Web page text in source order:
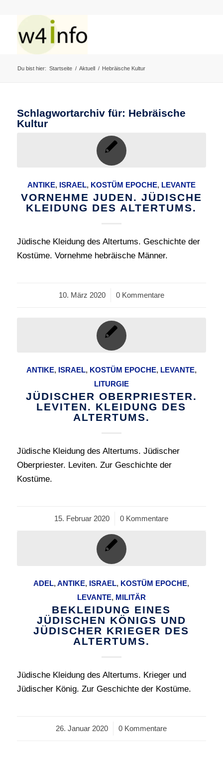
Du bist hier: Startseite / Aktuell / Hebräische Kultur
Schlagwortarchiv für: Hebräische
Kultur
ANTIKE, ISRAEL, KOSTÜM EPOCHE, LEVANTE
VORNEHME JUDEN. JÜDISCHE
KLEIDUNG DES ALTERTUMS.
Jüdische Kleidung des Altertums. Geschichte der
Kostüme. Vornehme hebräische Männer.
10. März 2020
/ 0 Kommentare
ANTIKE, ISRAEL, KOSTÜM EPOCHE, LEVANTE,
LITURGIE
JÜDISCHER OBERPRIESTER.
LEVITEN. KLEIDUNG DES
ALTERTUMS.
Jüdische Kleidung des Altertums. Jüdischer
Oberpriester. Leviten. Zur Geschichte der
Kostüme.
15. Februar 2020
/ 0 Kommentare
ADEL,ANTIKE, ISRAEL, KOSTÜM EPOCHE,
LEVANTE, MILITÄR
BEKLEIDUNG EINES
JÜDISCHEN KÖNIGS UND
JÜDISCHER KRIEGER DES
ALTERTUMS.
Jüdische Kleidung des Altertums. Krieger und
Jüdischer König. Zur Geschichte der Kostüme.
26. Januar 2020
/ 0 Kommentare